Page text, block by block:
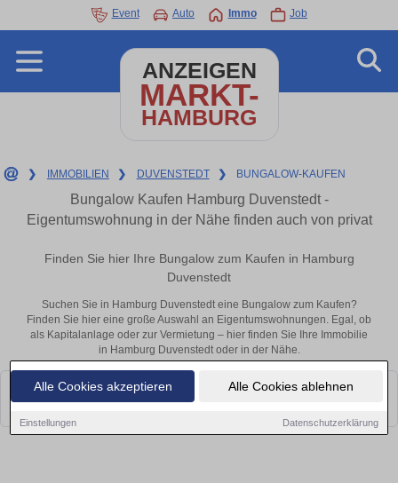
Alle Cookies akzeptieren Alle Cookies ablehnen
Einstellungen Datenschutzerklärung
Event Auto Immo Job
ANZEIGEN
MARKT-
HAMBURG
❯ IMMOBILIEN ❯ DUVENSTEDT ❯ BUNGALOW-KAUFEN
Bungalow Kaufen Hamburg Duvenstedt -
Eigentumswohnung in der Nähe finden auch von privat
Finden Sie hier Ihre Bungalow zum Kaufen in Hamburg
Duvenstedt
Suchen Sie in Hamburg Duvenstedt eine Bungalow zum Kaufen?
Finden Sie hier eine große Auswahl an Eigentumswohnungen. Egal, ob
als Kapitalanlage oder zur Vermietung – hier finden Sie Ihre Immobilie
in Hamburg Duvenstedt oder in der Nähe.
Leider konnten wir derzeit keine passenden Objekte finden. Schauen Sie
bald wieder vorbei!